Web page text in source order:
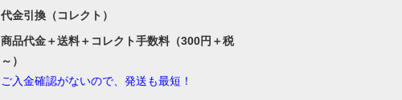
代金引換（コレクト）
商品代金＋送料＋コレクト手数料（300円＋税
～）
ご入金確認がないので、発送も最短！